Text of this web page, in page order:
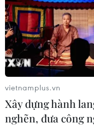
20/05/2019 12:46
Nhà máy điện Mặt
49,5MWp cùng hệ
diện tích 60,1ha tại
Phù Cát, Bình Định.
vietnamplus.vn
Xây dựng hành
nghẽn, đưa công